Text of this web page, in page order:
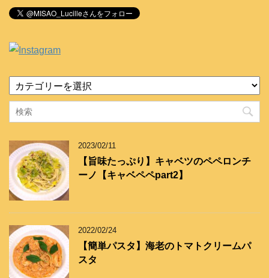
テ
ゴ
リ
2023/02/11
【旨味たっぷり】キャベツのペペロンチ
ーノ【キャベペペpart2】
2022/02/24
【簡単パスタ】海老のトマトクリームパ
スタ